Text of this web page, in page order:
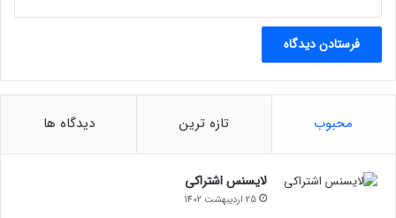
محبوب تازه ترین دیدگاه ها
لایسنس اشتراکی
25 اردیبهشت 1402